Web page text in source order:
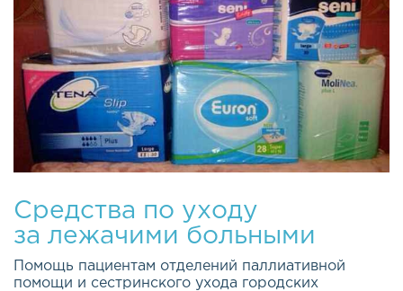
Средства по уходу
за лежачими больными
Помощь пациентам отделений паллиативной
помощи и сестринского ухода городских